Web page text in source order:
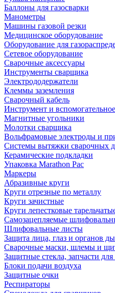
Баллоны для газосварки
Манометры
Машины газовой резки
Медицинское оборудование
Оборудование для
Сетевое оборудование
Сварочные аксессуары
Инструменты сварщика
Электрододержатели
Клеммы заземления
Сварочный кабель
Инструмент и
Магнитные угольники
Молотки сварщика
Вольфрамовые электроды и
Системы вытяжки сварочных
Керамические подкладки
Упаковка Marathon Pac
Маркеры
Абразивные круги
Круги отрезные по металлу
Круги зачистные
Круги лепестковые
Самозацепляемые
Шлифовальные листы
Защита лица, глаз и органов
Сварочные маски, шлемы и
Защитные стекла, запчасти для
Блоки подачи воздуха
Защитные очки
Респираторы